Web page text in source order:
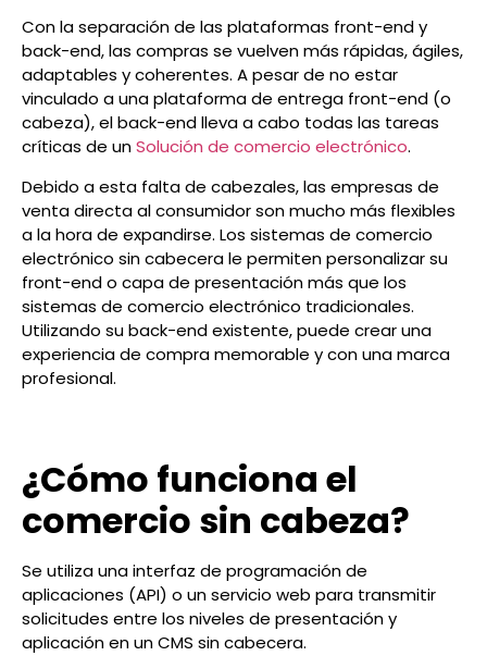
Con la separación de las plataformas front-end y
back-end, las compras se vuelven más rápidas, ágiles,
adaptables y coherentes. A pesar de no estar
vinculado a una plataforma de entrega front-end (o
cabeza), el back-end lleva a cabo todas las tareas
críticas de unSolución de comercio electrónico.
Debido a esta falta de cabezales, las empresas de
venta directa al consumidor son mucho más flexibles
a la hora de expandirse. Los sistemas de comercio
electrónico sin cabecera le permiten personalizar su
front-end o capa de presentación más que los
sistemas de comercio electrónico tradicionales.
Utilizando su back-end existente, puede crear una
experiencia de compra memorable y con una marca
profesional.
¿Cómo funciona el
comercio sin cabeza?
Se utiliza una interfaz de programación de
aplicaciones (API) o un servicio web para transmitir
solicitudes entre los niveles de presentación y
aplicación en un CMS sin cabecera.